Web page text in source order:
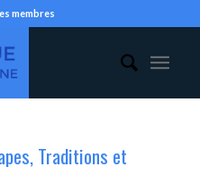
membres
Traditions et